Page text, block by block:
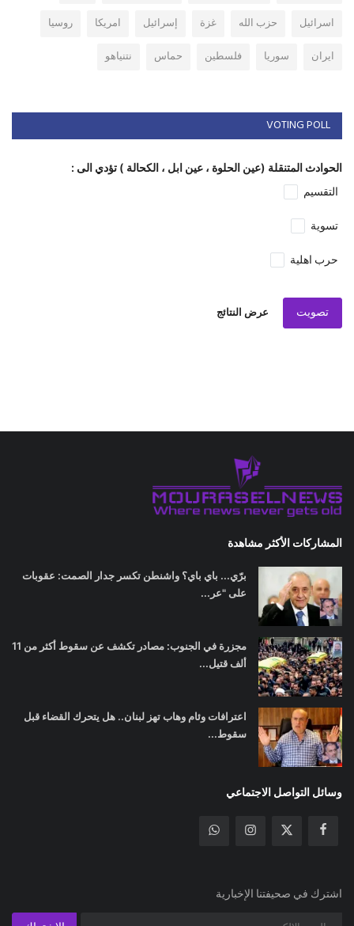
اسرائيل
حزب الله غزة إسرائيل امريكا
روسيا
ايران
سوريا فلسطين حماس نتنياهو
VOTING POLL
الحوادث المتنقلة (عين الحلوة ، عين ابل ، الكحالة ) تؤدي الى :
التقسيم
تسوية
حرب اهلية
تصويت عرض النتائج
المشاركات الأكثر مشاهدة
برّي... باي باي؟ واشنطن تكسر جدار الصمت: عقوبات
على "عر...
مجزرة في الجنوب: مصادر تكشف عن سقوط أكثر من 11
ألف قتيل...
اعترافات وئام وهاب تهز لبنان.. هل يتحرك القضاء قبل
سقوط...
وسائل التواصل الاجتماعي
اشترك في صحيفتنا الإخبارية